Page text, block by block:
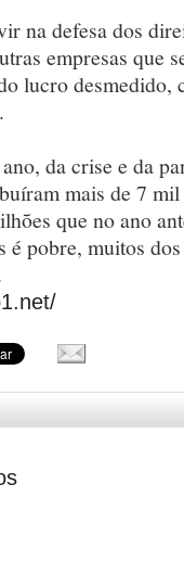
na defesa dos
empresas que
lucro desmedido,
da crise e da
mais de 7
que no ano
é pobre, muitos